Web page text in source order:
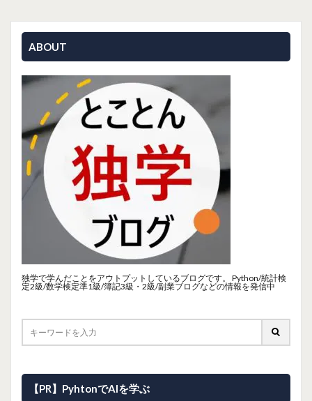
ABOUT
独学で学んだことをアウトプットしているブログです。 Python/統計検
定2級/数学検定準1級/簿記3級・2級/副業ブログなどの情報を発信中
【PR】PyhtonでAIを学ぶ